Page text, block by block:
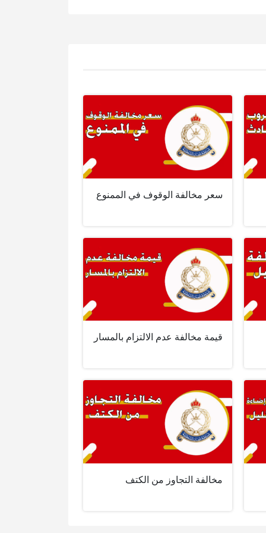
سعر مخالفة الوقوف في الممنوع
قيمة مخالفة عدم الالتزام بالمسار
مخالفة التجاوز من الكتف